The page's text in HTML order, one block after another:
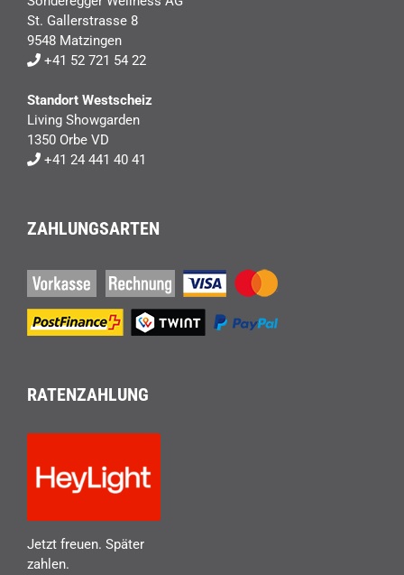
St. Gallerstrasse 8
9548 Matzingen
+41 52 721 54 22
Standort Westscheiz
Living Showgarden
1350 Orbe VD
+41 24 441 40 41
ZAHLUNGSARTEN
RATENZAHLUNG
Jetzt freuen. Später
zahlen.